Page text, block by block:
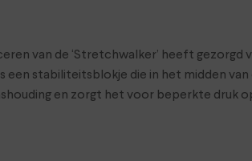
van de ‘Stretchwalker’ heeft
stabiliteitsblokje die in het midden
en zorgt het voor beperkte druk